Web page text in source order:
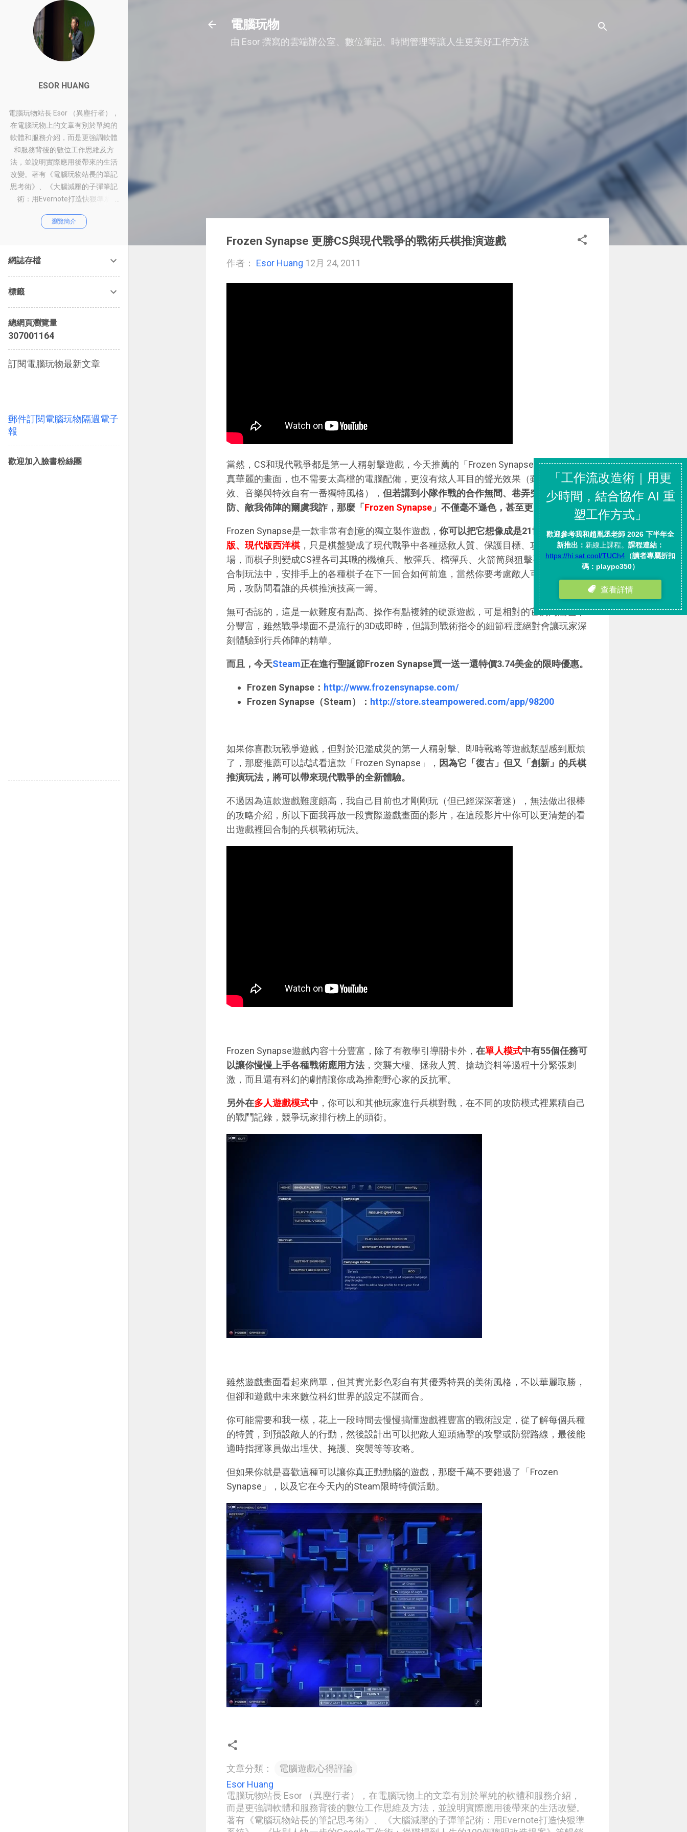
電腦玩物
由 Esor 撰寫的雲端辦公室、數位筆記、時間管理等讓人生更美好工作方法
Frozen Synapse 更勝CS與現代戰爭的戰術兵棋推演遊戲
作者： Esor Huang 12月 24, 2011
當然，CS和現代戰爭都是第一人稱射擊遊戲，今天推薦的「Frozen Synapse」則沒有擬
真華麗的畫面，也不需要太高檔的電腦配備，更沒有炫人耳目的聲光效果（雖然它的音
效、音樂與特效自有一番獨特風格）， 但若講到小隊作戰的合作無間、巷弄突襲的戰略攻
防、敵我佈陣的爾虞我詐，那麼「 Frozen Synapse 」不僅毫不遜色，甚至更勝於前兩者。
Frozen Synapse是一款非常有創意的獨立製作遊戲， 你可以把它想像成是21世紀的進化
版、現代版西洋棋，只是棋盤變成了現代戰爭中各種拯救人質、保護目標、攻破堡壘的戰
場，而棋子則變成CS裡各司其職的機槍兵、散彈兵、榴彈兵、火箭筒與狙擊手；玩家在回
合制玩法中，安排手上的各種棋子在下一回合如何前進，當然你要考慮敵人可能會怎麼布
局，攻防間看誰的兵棋推演技高一籌。
無可否認的，這是一款難度有點高、操作有點複雜的硬派遊戲，可是相對的它的內涵也十
分豐富，雖然戰爭場面不是流行的3D或即時，但講到戰術指令的細節程度絕對會讓玩家深
刻體驗到行兵佈陣的精華。
而且，今天Steam正在進行聖誕節Frozen Synapse買一送一還特價3.74美金的限時優惠。
Frozen Synapse： http://www.frozensynapse.com/
Frozen Synapse（Steam）： http://store.steampowered.com/app/98200
如果你喜歡玩戰爭遊戲，但對於氾濫成災的第一人稱射擊、即時戰略等遊戲類型感到厭煩
了，那麼推薦可以試試看這款「Frozen Synapse」， 因為它「復古」但又「創新」的兵棋
推演玩法，將可以帶來現代戰爭的全新體驗。
不過因為這款遊戲難度頗高，我自己目前也才剛剛玩（但已經深深著迷），無法做出很棒
的攻略介紹，所以下面我再放一段實際遊戲畫面的影片，在這段影片中你可以更清楚的看
出遊戲裡回合制的兵棋戰術玩法。
Frozen Synapse遊戲內容十分豐富，除了有教學引導關卡外， 在單人模式中有55個任務可
以讓你慢慢上手各種戰術應用方法，突襲大樓、拯救人質、搶劫資料等過程十分緊張刺
激，而且還有科幻的劇情讓你成為推翻野心家的反抗軍。
另外在多人遊戲模式中 ，你可以和其他玩家進行兵棋對戰，在不同的攻防模式裡累積自己
的戰鬥記錄，競爭玩家排行榜上的頭銜。
雖然遊戲畫面看起來簡單，但其實光影色彩自有其優秀特異的美術風格，不以華麗取勝，
但卻和遊戲中未來數位科幻世界的設定不謀而合。
你可能需要和我一樣，花上一段時間去慢慢搞懂遊戲裡豐富的戰術設定，從了解每個兵種
的特質，到預設敵人的行動，然後設計出可以把敵人迎頭痛擊的攻擊或防禦路線，最後能
適時指揮隊員做出埋伏、掩護、突襲等等攻略。
但如果你就是喜歡這種可以讓你真正動動腦的遊戲，那麼千萬不要錯過了「Frozen
Synapse」，以及它在今天內的Steam限時特價活動。
文章分類：
電腦遊戲心得評論
Esor Huang
電腦玩物站長 Esor （異塵行者），在電腦玩物上的文章有別於單純的軟體和服務介紹，
而是更強調軟體和服務背後的數位工作思維及方法，並說明實際應用後帶來的生活改變。
著有《電腦玩物站長的筆記思考術》、《大腦減壓的子彈筆記術：用Evernote打造快狠準
ESOR HUANG
電腦玩物站長 Esor （異塵行者），
在電腦玩物上的文章有別於單純的
軟體和服務介紹，而是更強調軟體
和服務背後的數位工作思維及方
法，並說明實際應用後帶來的生活
改變。著有《電腦玩物站長的筆記
思考術》、《大腦減壓的子彈筆記
術：用Evernote打造快狠準系
作術：從職場到人生的100個聰明
瀏覽簡介
網誌存檔
標籤
總網頁瀏覽量
307001164
訂閱電腦玩物最新文章
郵件訂閱電腦玩物隔週電子
報
歡迎加入臉書粉絲團